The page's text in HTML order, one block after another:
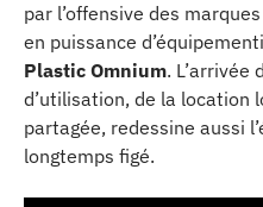
par l’offensive des
en puissance
Plastic Omnium. L’arrivée
d’utilisation, de la location
partagée, redessine aussi
longtemps figé.